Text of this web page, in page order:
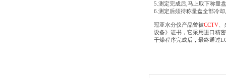
5.测定完成后,马上取下称量
6.测定后须待称量盘全部冷
冠亚水分仪产品曾被CCTV
设备》证书，它采用进口精
干燥程序完成后，最终通过